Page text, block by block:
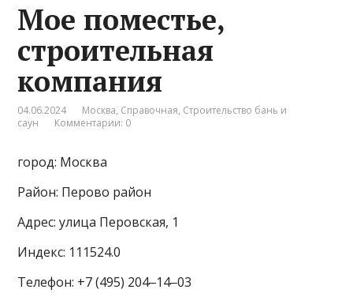
Мое поместье,
строительная
компания
04.06.2024 Москва, Справочная, Строительство бань и
саун
Комментарии: 0
город: Москва
Район: Перово район
Адрес: улица Перовская, 1
Индекс: 111524.0
Телефон: +7 (495) 204‒14‒03